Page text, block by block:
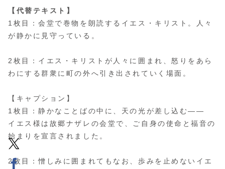
【代替テキスト】
1枚目：会堂で巻物を朗読するイエス・キリスト。人々
が静かに見守っている。
2枚目：イエス・キリストが人々に囲まれ、怒りをあら
わにする群衆に町の外へ引き出されていく場面。
【キャプション】
1枚目：静かなことばの中に、天の光が差し込む――
イエス様は故郷ナザレの会堂で、ご自身の使命と福音の
始まりを宣言されました。
2枚目：憎しみに囲まれてもなお、歩みを止めないイエ